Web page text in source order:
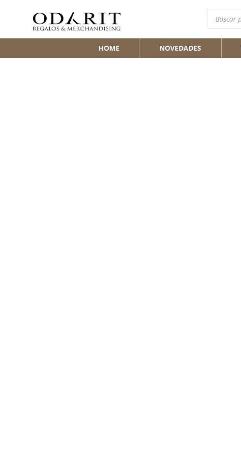
Búsqueda
productos
HOME NOVEDADES